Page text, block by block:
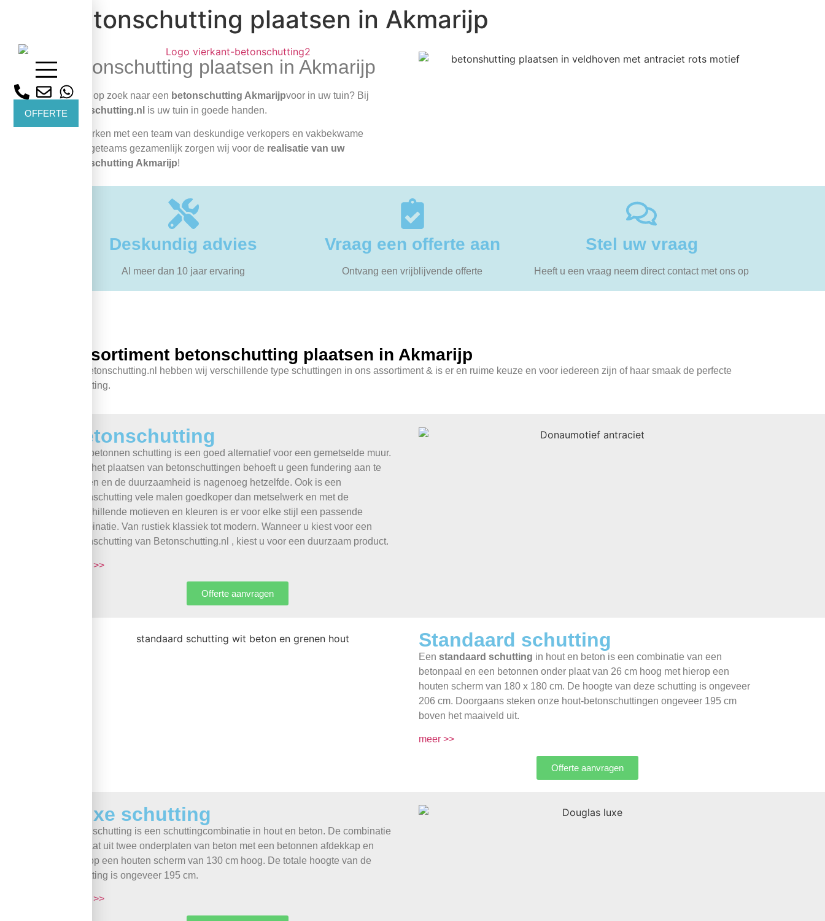
OFFERTE
Betonschutting plaatsen in Akmarijp
Betonschutting plaatsen in Akmarijp
Bent u op zoek naar een betonschutting Akmarijpvoor in uw tuin? Bij
betonschutting.nl is uw tuin in goede handen.
Wij werken met een team van deskundige verkopers en vakbekwame
montageteams gezamenlijk zorgen wij voor de realisatie van uw
betonschutting Akmarijp!
Deskundig advies
Al meer dan 10 jaar ervaring
Vraag een offerte aan
Ontvang een vrijblijvende offerte
Stel uw vraag
Heeft u een vraag neem direct contact met ons op
Assortiment betonschutting plaatsen in Akmarijp
Bij betonschutting.nl hebben wij verschillende type schuttingen in ons assortiment & is er en ruime keuze en voor iedereen zijn of haar smaak de perfecte
schutting.
Betonschutting
Een betonnen schutting is een goed alternatief voor een gemetselde muur.
Voor het plaatsen van betonschuttingen behoeft u geen fundering aan te
leggen en de duurzaamheid is nagenoeg hetzelfde. Ook is een
betonschutting vele malen goedkoper dan metselwerk en met de
verschillende motieven en kleuren is er voor elke stijl een passende
combinatie. Van rustiek klassiek tot modern. Wanneer u kiest voor een
betonschutting van Betonschutting.nl , kiest u voor een duurzaam product.
meer >>
Offerte aanvragen
Standaard schutting
Een standaard schutting in hout en beton is een combinatie van een
betonpaal en een betonnen onder plaat van 26 cm hoog met hierop een
houten scherm van 180 x 180 cm. De hoogte van deze schutting is ongeveer
206 cm. Doorgaans steken onze hout-betonschuttingen ongeveer 195 cm
boven het maaiveld uit.
meer >>
Offerte aanvragen
Luxe schutting
Luxe schutting is een schuttingcombinatie in hout en beton. De combinatie
bestaat uit twee onderplaten van beton met een betonnen afdekkap en
daarop een houten scherm van 130 cm hoog. De totale hoogte van de
schutting is ongeveer 195 cm.
meer >>